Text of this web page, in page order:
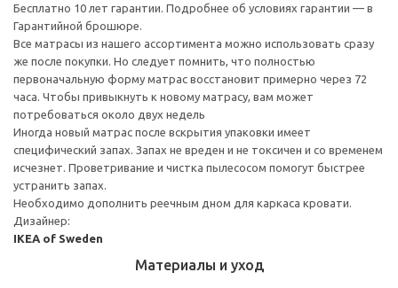
Бесплатно 10 лет гарантии. Подробнее об условиях гарантии — в
Гарантийной брошюре.
Все матрасы из нашего ассортимента можно использовать сразу
же после покупки. Но следует помнить, что полностью
первоначальную форму матрас восстановит примерно через 72
часа. Чтобы привыкнуть к новому матрасу, вам может
потребоваться около двух недель
Иногда новый матрас после вскрытия упаковки имеет
специфический запах. Запах не вреден и не токсичен и со временем
исчезнет. Проветривание и чистка пылесосом помогут быстрее
устранить запах.
Необходимо дополнить реечным дном для каркаса кровати.
Дизайнер:
IKEA of Sweden
Материалы и уход